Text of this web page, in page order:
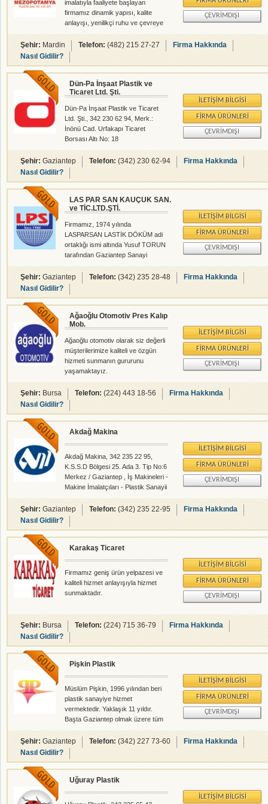
bilgi teknolojilerini kullanarak en
verimli ve en kaliteli şekilde sunarak
müşterilerimizin beklentilerine
eksiksiz
imalatıyla faaliyete başlayan
firmamız dinamik yapısı, kalite
anlayışı, yenilikçi ruhu ve çevreye
olan hassasiyeti ile kısa sürede
büyük mesafe katetmiştir. 2005 yılı
başlarında gelen yoğun talep
doğrultusunda ürün grubuna plastik
ve ev gereçleri de eklenmiştir.
Toplam kalite yönetimini amaç
edinen firmamız üretimin tamamını
özel tasarım olarak
gerçekleştirmektedir. Firmamız
bugün 4000 metrekare alanı geri
dönüşüm tesisi, 100 çalışanı ve
sektörü
ÇEVRIMDIŞI
Şehir:Mardin Telefon:(482) 215 27-27
Firma Hakkında
Nasıl Gidilir?
Dün-Pa İnşaat Plastik ve
Ticaret Ltd. Şti.
Dün-Pa İnşaat Plastik ve Ticaret
Ltd. Şti., 342 230 62 94, Merk.:
İnönü Cad. Urfakapı Ticaret
Borsası Altı No: 18
DİYARBAKIRŞube: İsmetpaşa Mah.
Şehit M. Fahri Şahin Sk. No: 5/A
Şahinbey / Gaziantep , Plastik
Sanayii - rehberalem.com
alanlarında faliyet gösteren
firmamızdır.
İLETIŞIM BILGISI
FIRMA ÜRÜNLERI
ÇEVRIMDIŞI
Şehir:Gaziantep Telefon:(342) 230 62-94
Firma Hakkında
Nasıl Gidilir?
LAS PAR SAN KAUÇUK SAN.
ve TİC.LTD.ŞTİ.
Firmamız, 1974 yılında
LASPARSAN LASTİK DÖKÜM adi
ortaklığı ismi altında Yusuf TORUN
tarafından Gaziantep Sanayi
Bölgesinde küçük bir atölye olarak
faaliyetine başladı.1998‘de
tamamen kauçuk & plastik ve metal
yedek parçalar imalatına yönelmiş
ve 1998 yılı itibariyle LPS (LAS PAR
SAN KAUÇUK SAN. ve
TİC.LTD.ŞTİ. ) kurumsallaşarak,
adıyla Kauçuk & Plastik & Metal
sektöründe entegre bir kuruluş
olarak saygın ve öncü konumuyla
hak ettiği yeri almıştır. EPDM, NBR,
TABİİ, SBR, CR, SİLİKON, VİTON,
SÜNGER Kauçuk çe�
İLETIŞIM BILGISI
FIRMA ÜRÜNLERI
ÇEVRIMDIŞI
Şehir:Gaziantep Telefon:(342) 235 28-48
Firma Hakkında
Nasıl Gidilir?
Ağaoğlu Otomotiv Pres Kalıp
Mob.
Ağaoğlu otomotiv olarak siz değerli
müşterilerimize kaliteli ve özgün
hizmeti sunmanın gururunu
yaşamaktayız.
İLETIŞIM BILGISI
FIRMA ÜRÜNLERI
ÇEVRIMDIŞI
Şehir:Bursa Telefon:(224) 443 18-56
Firma Hakkında
Nasıl Gidilir?
Akdağ Makina
Akdağ Makina, 342 235 22 95,
K.S.S.D Bölgesi 25. Ada 3. Tip No:6
Merkez / Gaziantep , İş Makineleri -
Makine İmalatçıları - Plastik Sanayii
- rehberalem.com alanlarında faliyet
gösteren firmamızdır.
İLETIŞIM BILGISI
FIRMA ÜRÜNLERI
ÇEVRIMDIŞI
Şehir:Gaziantep Telefon:(342) 235 22-95
Firma Hakkında
Nasıl Gidilir?
Karakaş Ticaret
Firmamız geniş ürün yelpazesi ve
kaliteli hizmet anlayışıyla hizmet
sunmaktadır.
İLETIŞIM BILGISI
FIRMA ÜRÜNLERI
ÇEVRIMDIŞI
Şehir:Bursa Telefon:(224) 715 36-79
Firma Hakkında
Nasıl Gidilir?
Pişkin Plastik
Müslüm Pişkin, 1996 yılından beri
plastik sanayiye hizmet
vermektedir. Yaklaşık 11 yıldır.
Başta Gaziantep olmak üzere tüm
Türkiye ye hizmet vermeyi anlayış
edinmiştir.
İLETIŞIM BILGISI
FIRMA ÜRÜNLERI
ÇEVRIMDIŞI
Şehir:Gaziantep Telefon:(342) 227 73-60
Firma Hakkında
Nasıl Gidilir?
Uğuray Plastik
İLETIŞIM BILGISI